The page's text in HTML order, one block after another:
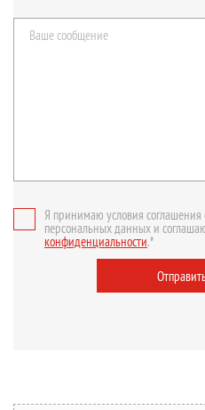
Я принимаю условия соглашения
персональных данных и
конфиденциальности.*